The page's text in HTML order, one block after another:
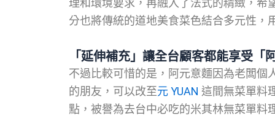
理和環境要求，再融入了法式的精緻，希
分也將傳統的道地美食菜色結合多元性，
「延伸補充」讓全台顧客都能享受「
不過比較可惜的是，阿元意麵因為老闆個
的朋友，可以改至元 YUAN 這間無菜單料
點，被譽為去台中必吃的米其林無菜單料